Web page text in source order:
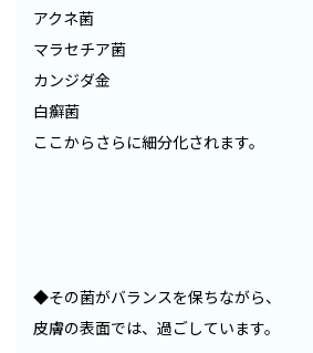
アクネ菌
マラセチア菌
カンジダ金
白癬菌
ここからさらに細分化されます。
◆その菌がバランスを保ちながら、
皮膚の表面では、過ごしています。